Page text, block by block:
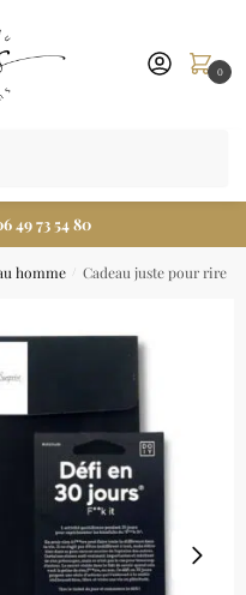
0
49 73 54 80
homme Cadeau juste pour rire